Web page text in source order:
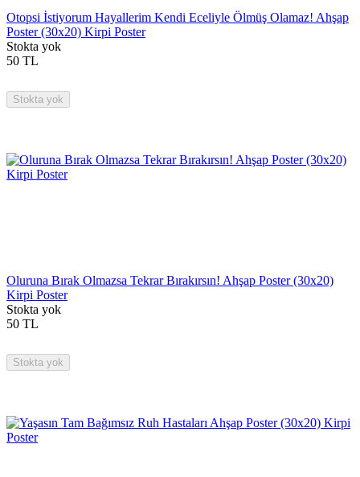
Otopsi İstiyorum Hayallerim Kendi Eceliyle Ölmüş Olamaz! Ahşap
Poster (30x20) Kirpi Poster
Stokta yok
50 TL
Stokta yok
Oluruna Bırak Olmazsa Tekrar Bırakırsın! Ahşap Poster (30x20)
Kirpi Poster
Stokta yok
50 TL
Stokta yok